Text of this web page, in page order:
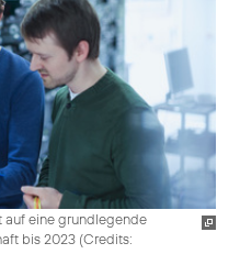
auf eine grundlegende
bis 2023 (Credits: